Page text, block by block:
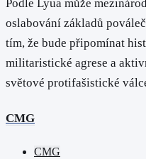
Podle Lyua může
oslabování základů
tím, že bude připomínat
militaristické agrese a
světové protifašistické
CMG
CMG